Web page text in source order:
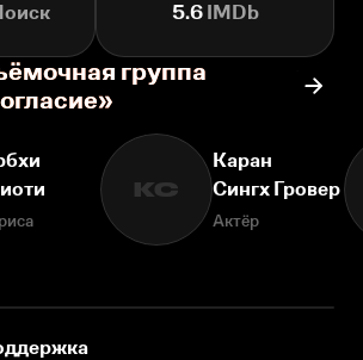
5.6IMDb
группа
КС
Каран
Сингх Гровер
Актёр